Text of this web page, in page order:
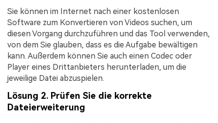
Sie können im Internet nach einer kostenlosen
Software zum Konvertieren von Videos suchen, um
diesen Vorgang durchzuführen und das Tool verwenden,
von dem Sie glauben, dass es die Aufgabe bewältigen
kann. Außerdem können Sie auch einen Codec oder
Player eines Drittanbieters herunterladen, um die
jeweilige Datei abzuspielen.
Lösung 2. Prüfen Sie die korrekte
Dateierweiterung